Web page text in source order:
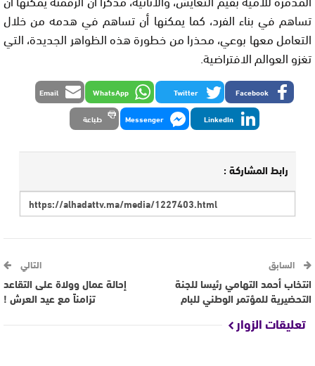
تساهم في بناء الفرد، كما يمكنها أن تساهم في هدمه من خلال
التعامل معها بوعي، محذرا من خطورة هذه الظواهر الجديدة، التي
تغزو العوالم الافتراضية.
Facebook
Twitter
WhatsApp
Email
LinkedIn
Messenger طباعة
رابط المشاركة :
السابق
انتخاب أحمد التهامي رئيسا للجنة
التحضيرية للمؤتمر الوطني للبام
التالي
إحالة عمال وولاة على التقاعد
تزامناً مع عيد العرش !
تعليقات الزوار